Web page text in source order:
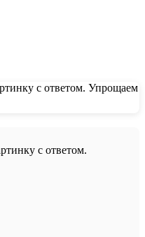
с ответом.